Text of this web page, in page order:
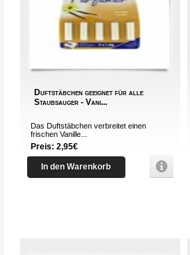
Duftstäbchen geeignet für alle
Staubsauger - Vani...
Das Duftstäbchen verbreitet einen
frischen Vanille...
Preis: 2,95€
In den Warenkorb